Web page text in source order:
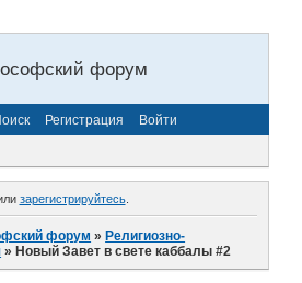
форум
Регистрация Войти
зарегистрируйтесь.
форум »Религиозно-
»Новый Завет в свете каббалы #2